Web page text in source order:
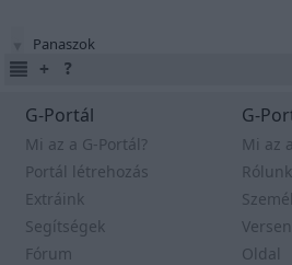
Panaszok
G-Portál
Mi az a G-Portál?
Portál létrehozás
Extráink
Segítségek
Fórum
G-
Mi az
Rólunk
Oldal